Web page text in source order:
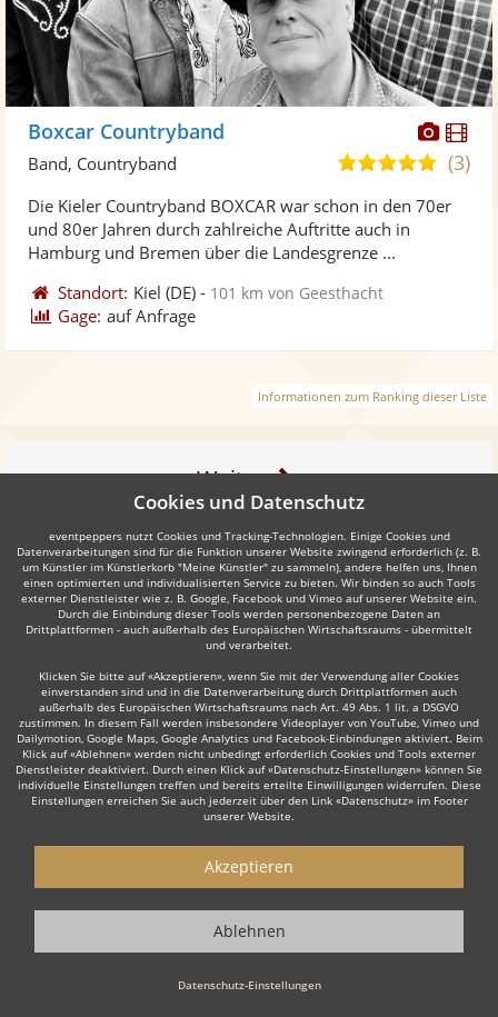
Fotos
Boxcar Countryband
5,0
5
(3)
Band, Countryband
Die Kieler Countryband BOXCAR war schon in den 70er
und 80er Jahren durch zahlreiche Auftritte auch in
Hamburg und Bremen über die Landesgrenze ...
Standort: Kiel (DE) - 101 km von Geesthacht
Gage: auf Anfrage
Informationen zum Ranking dieser Liste
Weiter
Auch interessant:
Rock Top 40 Alternative Band Tanz- & Showband
Wie funktioniert's?
Starten Sie mit dem Button 'Kostenlos anfragen' eine Anfrage an die für
Sie interessanten Bands - also z. B. bestimmte Schlagerbands &
Oldiebands. Diesen Button finden Sie auf den jeweiligen Künstler-Profil-
Seiten der Musiker.
Cookies und Datenschutz
eventpeppers nutzt Cookies und Tracking-Technologien. Einige Cookies und
Datenverarbeitungen sind für die Funktion unserer Website zwingend erforderlich (z. B.
um Künstler im Künstlerkorb "Meine Künstler" zu sammeln), andere helfen uns, Ihnen
einen optimierten und individualisierten Service zu bieten. Wir binden so auch Tools
externer Dienstleister wie z. B. Google, Facebook und Vimeo auf unserer Website ein.
Durch die Einbindung dieser Tools werden personenbezogene Daten an
Drittplattformen - auch außerhalb des Europäischen Wirtschaftsraums - übermittelt
und verarbeitet.
Klicken Sie bitte auf «Akzeptieren», wenn Sie mit der Verwendung aller Cookies
einverstanden sind und in die Datenverarbeitung durch Drittplattformen auch
außerhalb des Europäischen Wirtschaftsraums nach Art. 49 Abs. 1 lit. a DSGVO
zustimmen. In diesem Fall werden insbesondere Videoplayer von YouTube, Vimeo und
Dailymotion, Google Maps, Google Analytics und Facebook-Einbindungen aktiviert. Beim
Klick auf «Ablehnen» werden nicht unbedingt erforderlich Cookies und Tools externer
Dienstleister deaktiviert. Durch einen Klick auf «Datenschutz-Einstellungen» können Sie
individuelle Einstellungen treffen und bereits erteilte Einwilligungen widerrufen. Diese
Einstellungen erreichen Sie auch jederzeit über den Link «Datenschutz» im Footer
unserer Website.
Datenschutz-Einstellungen
Akzeptieren
Ablehnen